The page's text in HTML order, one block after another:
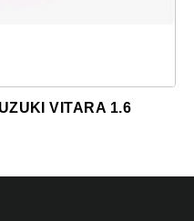
VITARA 1.6